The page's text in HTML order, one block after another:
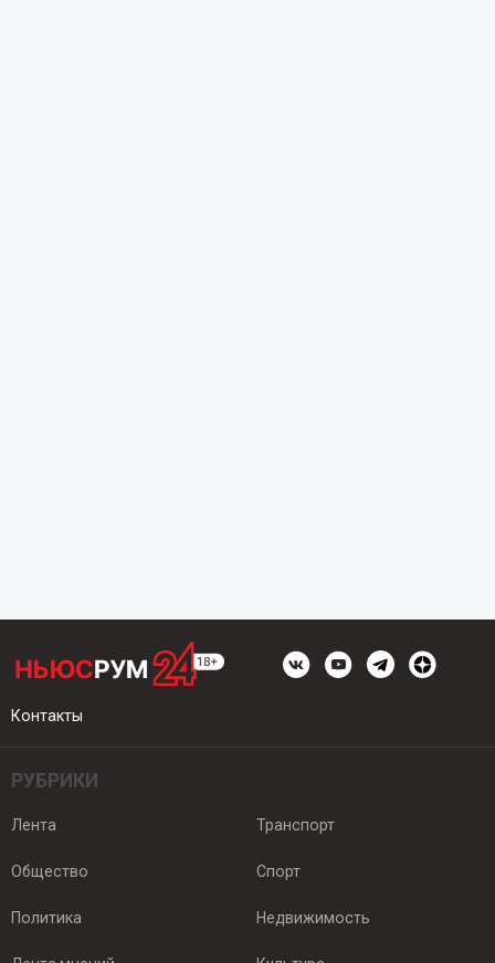
Контакты
РУБРИКИ
Лента
Общество
Политика
Транспорт
Спорт
Недвижимость